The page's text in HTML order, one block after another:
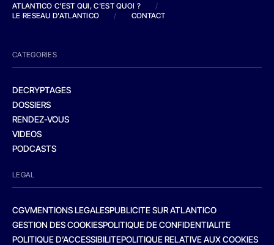
ATLANTICO C'EST QUI, C'EST QUOI ?
/
LE RESEAU D'ATLANTICO
/ CONTACT
CATEGORIES
DECRYPTAGES
DOSSIERS
RENDEZ-VOUS
VIDEOS
PODCASTS
LEGAL
CGVMENTIONS LEGALESPUBLICITE SUR ATLANTICO
GESTION DES COOKIESPOLITIQUE DE CONFIDENTIALITE
POLITIQUE D’ACCESSIBILITEPOLITIQUE RELATIVE AUX COOKIES